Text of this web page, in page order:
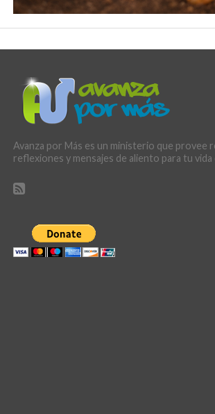
Avanza por Más es un ministerio que provee
reflexiones y mensajes de aliento para tu vida